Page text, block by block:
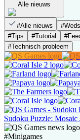
Alle nieuws
#Alle nieuws #
#Tips #Tutorial #
#Technisch probleem
Sudoku Puzzle:
#Minigames